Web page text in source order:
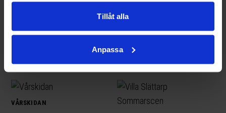
Tillåt alla
Anpassa
SBAB
SOMMARKVÄLLAR PÅ YSTEGÅRN
TALKLY
VÅRSKIDAN